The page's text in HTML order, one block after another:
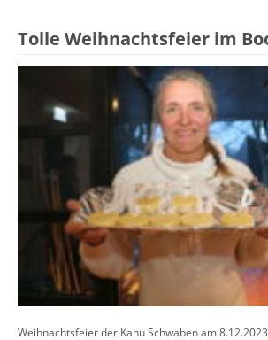
Tolle Weihnachtsfeier im
Weihnachtsfeier der Kanu Schwaben am